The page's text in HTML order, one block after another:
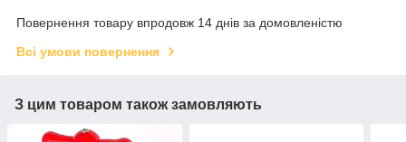
Повернення товару впродовж 14 днів за домовленістю
Всі умови повернення
З цим товаром також замовляють